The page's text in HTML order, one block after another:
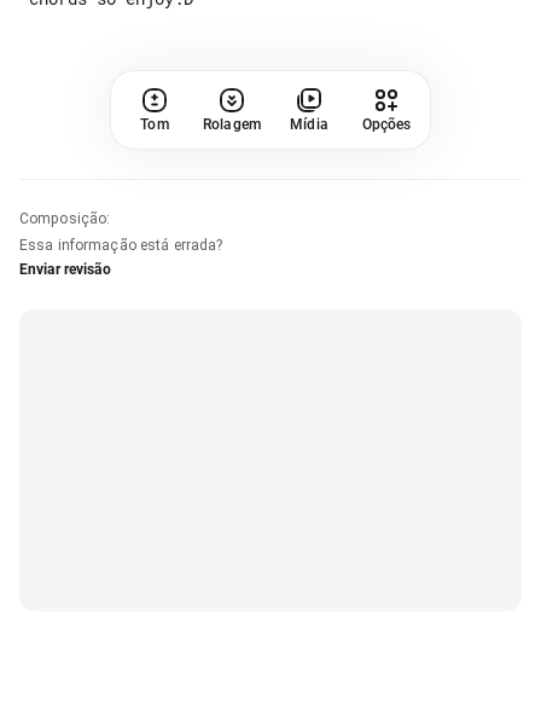
Tom Rolagem Mídia Opções
Composição:
Essa informação está errada?
Enviar revisão